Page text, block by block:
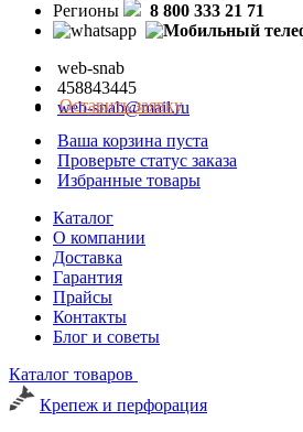
Регионы
8 800 333 21 71
web-snab
458843445
web-snab@mail.ru
Оставить заявку
Ваша корзина пуста
Проверьте статус заказа
Избранные товары
Каталог
О компании
Доставка
Гарантия
Прайсы
Контакты
Блог и советы
Каталог товаров
Крепеж и перфорация